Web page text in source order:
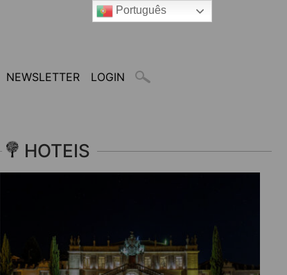
NEWSLETTER LOGIN
HOTEIS
Português